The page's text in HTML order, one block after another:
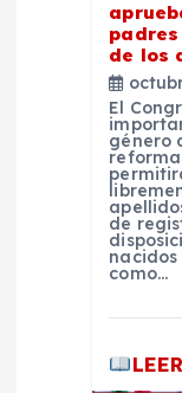
de los
El
género
de
como…